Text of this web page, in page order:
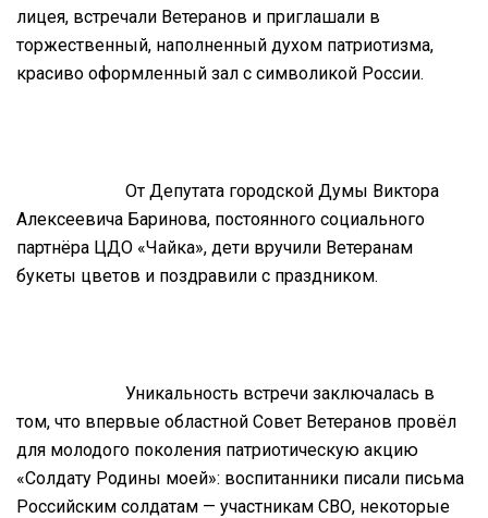
лицея, встречали Ветеранов и приглашали в
торжественный, наполненный духом патриотизма,
красиво оформленный зал с символикой России.
От Депутата городской Думы Виктора
Алексеевича Баринова, постоянного социального
партнёра ЦДО «Чайка», дети вручили Ветеранам
букеты цветов и поздравили с праздником.
Уникальность встречи заключалась в
том, что впервые областной Совет Ветеранов провёл
для молодого поколения патриотическую акцию
«Солдату Родины моей»: воспитанники писали письма
Российским солдатам — участникам СВО, некоторые